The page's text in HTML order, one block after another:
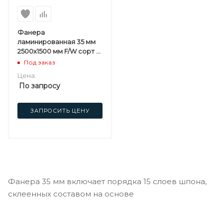
Фанера
ламинированная 35 мм
2500х1500 мм F/W сорт 1/1
березовая
Под заказ
Цена:
По запросу
ЗАПРОСИТЬ ЦЕНУ
Фанера 35 мм включает порядка 15 слоев шпона,
склеенных составом на основе